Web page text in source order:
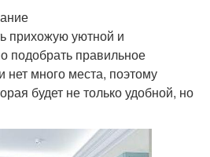
прихожую уютной и
подобрать правильное
нет много места, поэтому
будет не только удобной, но